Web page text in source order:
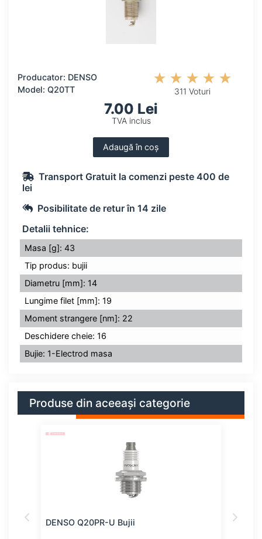
Producator: DENSO
Model: Q20TT
311 Voturi
7.00 Lei
TVA inclus
Adaugă în coș
Transport Gratuit la comenzi peste 400 de
lei
Posibilitate de retur în 14 zile
Detalii tehnice:
Masa [g]: 43
Tip produs: bujii
Diametru [mm]: 14
Lungime filet [mm]: 19
Moment strangere [nm]: 22
Deschidere cheie: 16
Bujie: 1-Electrod masa
Produse din aceeași categorie
DENSO Q20PR-U Bujii